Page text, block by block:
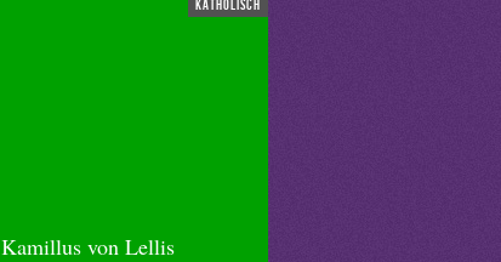
katholisch
Kamillus von Lellis